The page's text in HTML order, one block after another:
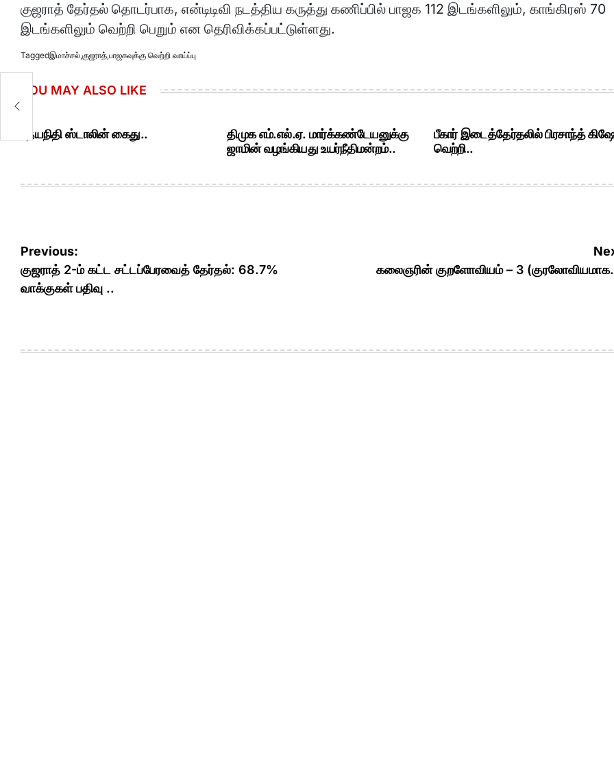
குஜராத் தேர்தல் தொடர்பாக, என்டிடிவி நடத்திய கருத்து கணிப்பில் பாஜக 112 இடங்களிலும், காங்கிரஸ் 70
இடங்களிலும் வெற்றி பெறும் என தெரிவிக்கப்பட்டுள்ளது.
Taggedஇமாச்சல்,குஜராத்,பாஜகவுக்கு வெற்றி வாய்ப்பு
YOU MAY ALSO LIKE
உதயநிதி ஸ்டாலின் கைது..
திமுக எம்.எல்.ஏ. மார்க்கண்டேயனுக்கு
ஜாமின் வழங்கியது உயர்நீதிமன்றம்..
பீகார் இடைத்தேர்தலில் பிரசாந்த்
வெற்றி..
Post
navigation
Previous:
குஜராத் 2-ம் கட்ட சட்டப்பேரவைத் தேர்தல்: 68.7%
வாக்குகள் பதிவு ..
கலைஞரின் குறளோவியம் – 3